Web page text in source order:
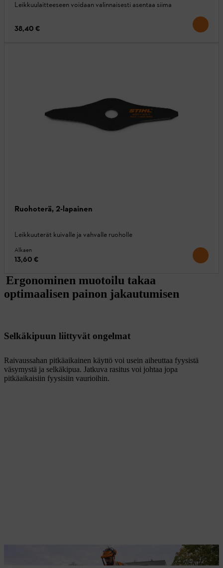
Leikkuulaitteeseen voidaan valinnaisesti asentaa siima
38,40 €
Ruohoterä, 2-lapainen
Leikkuuterät kuivalle ja vahvalle ruoholle
Alkaen
13,60 €
Ergonominen muotoilu takaa
optimaalisen painon jakautumisen
Selkäkipuun liittyvät ongelmat
Raivaussahan pitkäaikainen käyttö voi usein aiheuttaa fyysistä
väsymystä ja selkäkipua. Jatkuva rasitus voi johtaa jopa
pitkäaikaisiin fyysisiin vaurioihin.
FSA 200:n kantojärjestelmä jakaa työkalun painon optimaalisesti.